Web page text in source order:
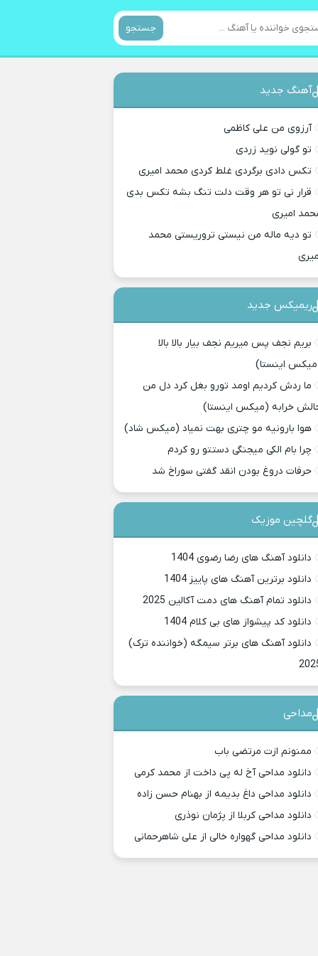
جستجو
آهنگ جدید
آرزوی من علی کاظمی
تو گولی نوید زردی
تکس دادی برگردی غلط کردی محمد امیری
قرار نی تو هر وقت دلت تنگ بشه تکس بدی
امیری
تو دیه ماله من نیستی تروریستی محمد
ریمیکس جدید
بریم نجف پس میریم نجف بیار بالا بالا
اینستا)
ما ردش کردیم اومد تورو بغل کرد دل من
خرابه (میکس اینستا)
هوا بارونیه مو چتری بهت نمیاد (میکس شاد)
چرا بام الکی میجنگی دستتو رو کردم
حرفات دروغ بودن انقد گفتی سوراخ شد
گلچین موزیک
دانلود آهنگ های رضا رضوی 1404
دانلود برترین آهنگ های پاییز 1404
دانلود تمام آهنگ های دمت آکالین 2025
دانلود کد پیشواز های بی کلام 1404
دانلود آهنگ های برتر سیمگه (خواننده ترک)
مداحی
ممنونم ازت مرتضی باب
دانلود مداحی آخ له پی داخت از محمد کرمی
دانلود مداحی داغ بدیمه از بهنام حسن زاده
دانلود مداحی کربلا از پژمان نوذری
دانلود مداحی گهواره خالی از علی شاهرحمانی